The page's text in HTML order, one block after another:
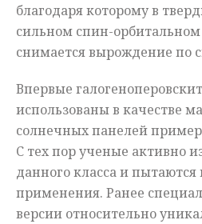
благодаря которому в
сильном спин-
снимается вырождение по
Впервые
использованы в качестве
солнечных панелей
С тех пор ученые активно
данного класса и
применения. Ранее
версии относительно